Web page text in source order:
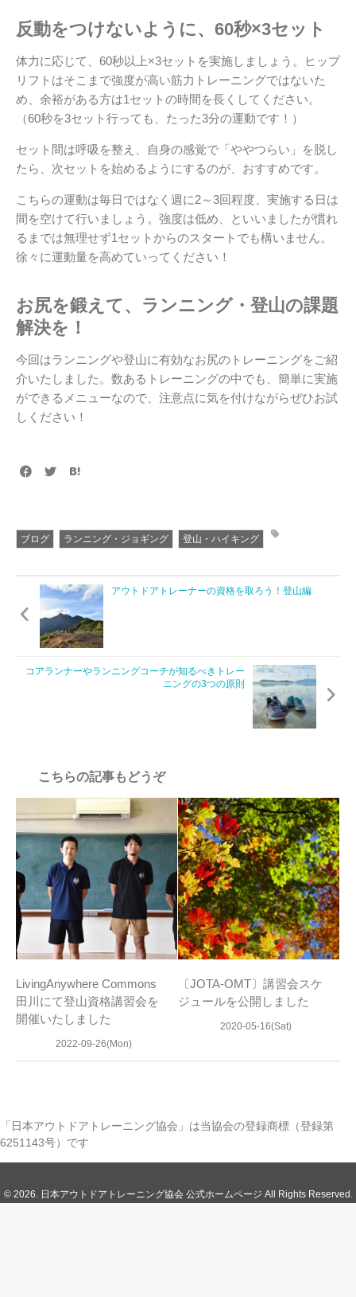
反動をつけないように、60秒×3セット
体力に応じて、60秒以上×3セットを実施しましょう。ヒップ
リフトはそこまで強度が高い筋力トレーニングではないた
め、余裕がある方は1セットの時間を長くしてください。
（60秒を3セット行っても、たった3分の運動です！）
セット間は呼吸を整え、自身の感覚で「ややつらい」を脱し
たら、次セットを始めるようにするのが、おすすめです。
こちらの運動は毎日ではなく週に2～3回程度、実施する日は
間を空けて行いましょう。強度は低め、といいましたが慣れ
るまでは無理せず1セットからのスタートでも構いません。
徐々に運動量を高めていってください！
お尻を鍛えて、ランニング・登山の課題
解決を！
今回はランニングや登山に有効なお尻のトレーニングをご紹
介いたしました。数あるトレーニングの中でも、簡単に実施
ができるメニューなので、注意点に気を付けながらぜひお試
しください！
ブログ ランニング・ジョギング 登山・ハイキング
アウトドアトレーナーの資格を取ろう！登山編
コアランナーやランニングコーチが知るべきトレー
ニングの3つの原則
こちらの記事もどうぞ
LivingAnywhere Commons
田川にて登山資格講習会を
開催いたしました
2022-09-26(Mon)
〔JOTA-OMT〕講習会スケ
ジュールを公開しました
2020-05-16(Sat)
「日本アウトドアトレーニング協会」は当協会の登録商標（登録第
6251143号）です
© 2026. 日本アウトドアトレーニング協会 公式ホームページ All Rights Reserved.